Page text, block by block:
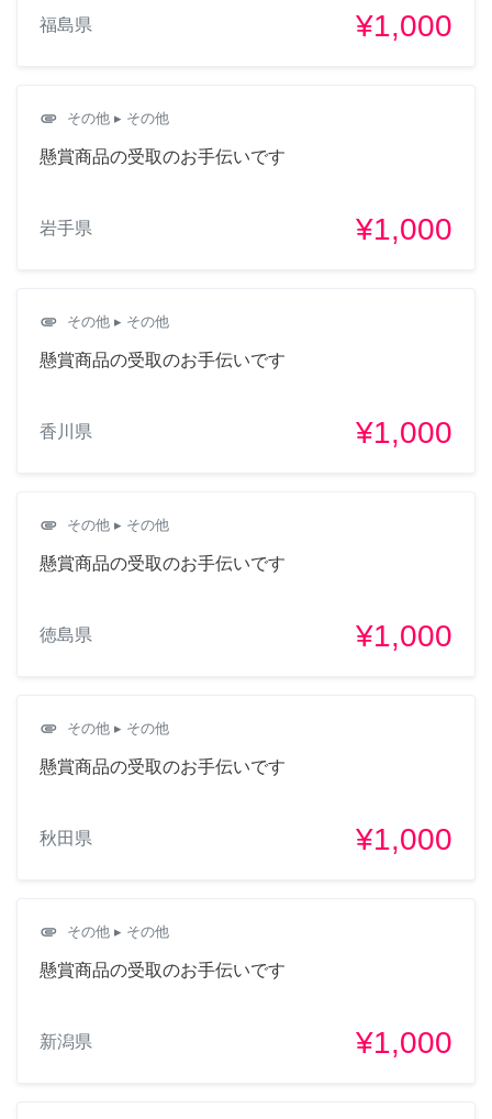
福島県 ¥1,000
attachment その他 ▸ その他
懸賞商品の受取のお手伝いです
岩手県 ¥1,000
attachment その他 ▸ その他
懸賞商品の受取のお手伝いです
香川県 ¥1,000
attachment その他 ▸ その他
懸賞商品の受取のお手伝いです
徳島県 ¥1,000
attachment その他 ▸ その他
懸賞商品の受取のお手伝いです
秋田県 ¥1,000
attachment その他 ▸ その他
懸賞商品の受取のお手伝いです
新潟県 ¥1,000